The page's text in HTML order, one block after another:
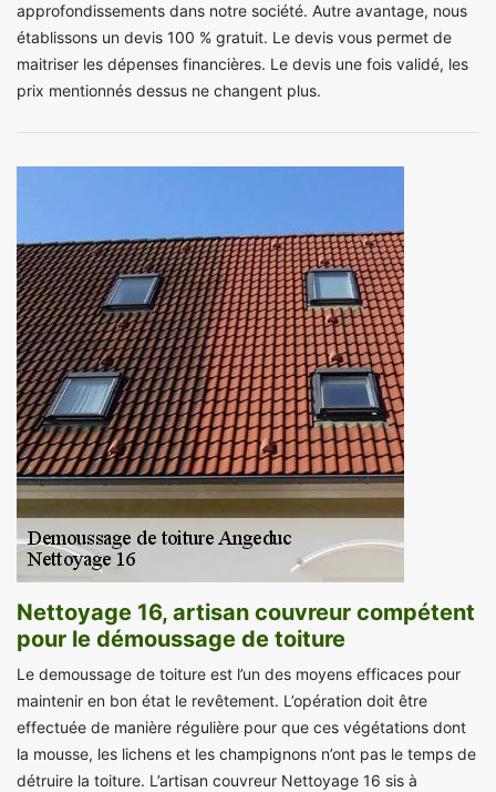
approfondissements dans notre société. Autre avantage, nous
établissons un devis 100 % gratuit. Le devis vous permet de
maitriser les dépenses financières. Le devis une fois validé, les
prix mentionnés dessus ne changent plus.
Nettoyage 16, artisan couvreur compétent
pour le démoussage de toiture
Le demoussage de toiture est l’un des moyens efficaces pour
maintenir en bon état le revêtement. L’opération doit être
effectuée de manière régulière pour que ces végétations dont
la mousse, les lichens et les champignons n’ont pas le temps de
détruire la toiture. L’artisan couvreur Nettoyage 16 sis à